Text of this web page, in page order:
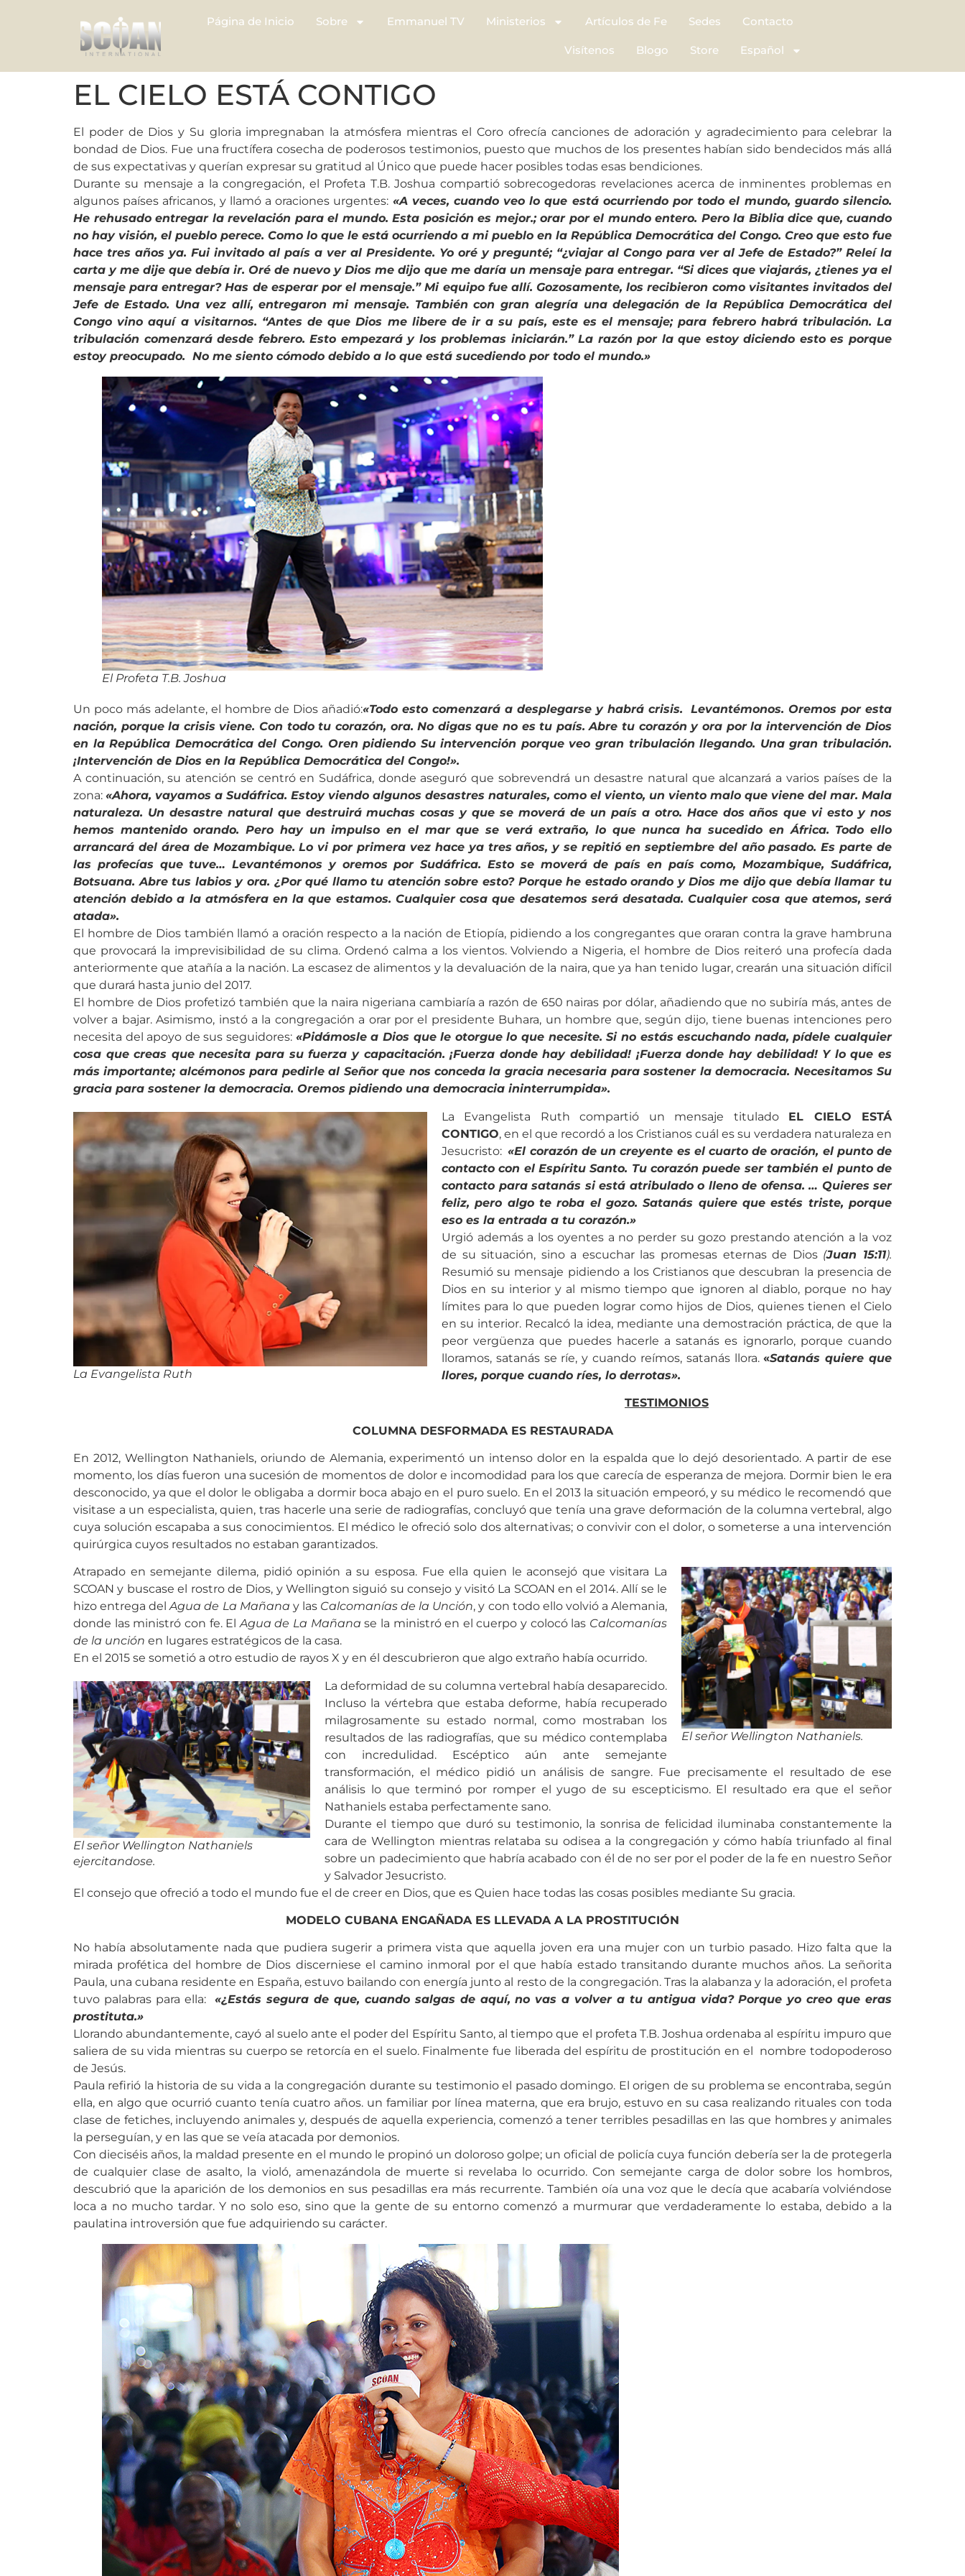
Página de Inicio Sobre Emmanuel TV Ministerios Artículos de Fe Sedes Contacto
Visítenos Blogo Store Español
EL CIELO ESTÁ CONTIGO
El poder de Dios y Su gloria impregnaban la atmósfera mientras el Coro ofrecía canciones de adoración y agradecimiento para celebrar la
bondad de Dios. Fue una fructífera cosecha de poderosos testimonios, puesto que muchos de los presentes habían sido bendecidos más allá
de sus expectativas y querían expresar su gratitud al Único que puede hacer posibles todas esas bendiciones.
Durante su mensaje a la congregación, el Profeta T.B. Joshua compartió sobrecogedoras revelaciones acerca de inminentes problemas en
algunos países africanos, y llamó a oraciones urgentes: «A veces, cuando veo lo que está ocurriendo por todo el mundo, guardo silencio.
He rehusado entregar la revelación para el mundo. Esta posición es mejor.; orar por el mundo entero. Pero la Biblia dice que, cuando
no hay visión, el pueblo perece. Como lo que le está ocurriendo a mi pueblo en la República Democrática del Congo. Creo que esto fue
hace tres años ya. Fui invitado al país a ver al Presidente. Yo oré y pregunté; “¿viajar al Congo para ver al Jefe de Estado?” Releí la
carta y me dije que debía ir. Oré de nuevo y Dios me dijo que me daría un mensaje para entregar. “Si dices que viajarás, ¿tienes ya el
mensaje para entregar? Has de esperar por el mensaje.” Mi equipo fue allí. Gozosamente, los recibieron como visitantes invitados del
Jefe de Estado. Una vez allí, entregaron mi mensaje. También con gran alegría una delegación de la República Democrática del
Congo vino aquí a visitarnos. “Antes de que Dios me libere de ir a su país, este es el mensaje; para febrero habrá tribulación. La
tribulación comenzará desde febrero. Esto empezará y los problemas iniciarán.” La razón por la que estoy diciendo esto es porque
estoy preocupado. No me siento cómodo debido a lo que está sucediendo por todo el mundo.»
El Profeta T.B. Joshua
Un poco más adelante, el hombre de Dios añadió:«Todo esto comenzará a desplegarse y habrá crisis. Levantémonos. Oremos por esta
nación, porque la crisis viene. Con todo tu corazón, ora. No digas que no es tu país. Abre tu corazón y ora por la intervención de Dios
en la República Democrática del Congo. Oren pidiendo Su intervención porque veo gran tribulación llegando. Una gran tribulación.
¡Intervención de Dios en la República Democrática del Congo!».
A continuación, su atención se centró en Sudáfrica, donde aseguró que sobrevendrá un desastre natural que alcanzará a varios países de la
zona: «Ahora, vayamos a Sudáfrica. Estoy viendo algunos desastres naturales, como el viento, un viento malo que viene del mar. Mala
naturaleza. Un desastre natural que destruirá muchas cosas y que se moverá de un país a otro. Hace dos años que vi esto y nos
hemos mantenido orando. Pero hay un impulso en el mar que se verá extraño, lo que nunca ha sucedido en África. Todo ello
arrancará del área de Mozambique. Lo vi por primera vez hace ya tres años, y se repitió en septiembre del año pasado. Es parte de
las profecías que tuve… Levantémonos y oremos por Sudáfrica. Esto se moverá de país en país como, Mozambique, Sudáfrica,
Botsuana. Abre tus labios y ora. ¿Por qué llamo tu atención sobre esto? Porque he estado orando y Dios me dijo que debía llamar tu
atención debido a la atmósfera en la que estamos. Cualquier cosa que desatemos será desatada. Cualquier cosa que atemos, será
atada».
El hombre de Dios también llamó a oración respecto a la nación de Etiopía, pidiendo a los congregantes que oraran contra la grave hambruna
que provocará la imprevisibilidad de su clima. Ordenó calma a los vientos. Volviendo a Nigeria, el hombre de Dios reiteró una profecía dada
anteriormente que atañía a la nación. La escasez de alimentos y la devaluación de la naira, que ya han tenido lugar, crearán una situación difícil
que durará hasta junio del 2017.
El hombre de Dios profetizó también que la naira nigeriana cambiaría a razón de 650 nairas por dólar, añadiendo que no subiría más, antes de
volver a bajar. Asimismo, instó a la congregación a orar por el presidente Buhara, un hombre que, según dijo, tiene buenas intenciones pero
necesita del apoyo de sus seguidores: «Pidámosle a Dios que le otorgue lo que necesite. Si no estás escuchando nada, pídele cualquier
cosa que creas que necesita para su fuerza y capacitación. ¡Fuerza donde hay debilidad! ¡Fuerza donde hay debilidad! Y lo que es
más importante; alcémonos para pedirle al Señor que nos conceda la gracia necesaria para sostener la democracia. Necesitamos Su
gracia para sostener la democracia. Oremos pidiendo una democracia ininterrumpida».
La Evangelista Ruth
La Evangelista Ruth compartió un mensaje titulado EL CIELO ESTÁ
CONTIGO, en el que recordó a los Cristianos cuál es su verdadera naturaleza en
Jesucristo:«El corazón de un creyente es el cuarto de oración, el punto de
contacto con el Espíritu Santo. Tu corazón puede ser también el punto de
contacto para satanás si está atribulado o lleno de ofensa. … Quieres ser
feliz, pero algo te roba el gozo. Satanás quiere que estés triste, porque
eso es la entrada a tu corazón.»
Urgió además a los oyentes a no perder su gozo prestando atención a la voz
de su situación, sino a escuchar las promesas eternas de Dios (Juan 15:11).
Resumió su mensaje pidiendo a los Cristianos que descubran la presencia de
Dios en su interior y al mismo tiempo que ignoren al diablo, porque no hay
límites para lo que pueden lograr como hijos de Dios, quienes tienen el Cielo
en su interior. Recalcó la idea, mediante una demostración práctica, de que la
peor vergüenza que puedes hacerle a satanás es ignorarlo, porque cuando
lloramos, satanás se ríe, y cuando reímos, satanás llora.«Satanás quiere que
llores, porque cuando ríes, lo derrotas».
TESTIMONIOS
COLUMNA DESFORMADA ES RESTAURADA
En 2012, Wellington Nathaniels, oriundo de Alemania, experimentó un intenso dolor en la espalda que lo dejó desorientado. A partir de ese
momento, los días fueron una sucesión de momentos de dolor e incomodidad para los que carecía de esperanza de mejora. Dormir bien le era
desconocido, ya que el dolor le obligaba a dormir boca abajo en el puro suelo. En el 2013 la situación empeoró, y su médico le recomendó que
visitase a un especialista, quien, tras hacerle una serie de radiografías, concluyó que tenía una grave deformación de la columna vertebral, algo
cuya solución escapaba a sus conocimientos. El médico le ofreció solo dos alternativas; o convivir con el dolor, o someterse a una intervención
quirúrgica cuyos resultados no estaban garantizados.
El señor Wellington Nathaniels.
Atrapado en semejante dilema, pidió opinión a su esposa. Fue ella quien le aconsejó que visitara La
SCOAN y buscase el rostro de Dios, y Wellington siguió su consejo y visitó La SCOAN en el 2014. Allí se le
hizo entrega delAgua de La Mañana y las Calcomanías de la Unción, y con todo ello volvió a Alemania,
donde las ministró con fe. ElAgua de La Mañanase la ministró en el cuerpo y colocó las Calcomanías
de la unción en lugares estratégicos de la casa.
En el 2015 se sometió a otro estudio de rayos X y en él descubrieron que algo extraño había ocurrido.
El señor Wellington Nathaniels
ejercitandose.
La deformidad de su columna vertebral había desaparecido.
Incluso la vértebra que estaba deforme, había recuperado
milagrosamente su estado normal, como mostraban los
resultados de las radiografías, que su médico contemplaba
con incredulidad. Escéptico aún ante semejante
transformación, el médico pidió un análisis de sangre. Fue precisamente el resultado de ese
análisis lo que terminó por romper el yugo de su escepticismo. El resultado era que el señor
Nathaniels estaba perfectamente sano.
Durante el tiempo que duró su testimonio, la sonrisa de felicidad iluminaba constantemente la
cara de Wellington mientras relataba su odisea a la congregación y cómo había triunfado al final
sobre un padecimiento que habría acabado con él de no ser por el poder de la fe en nuestro Señor
y Salvador Jesucristo.
El consejo que ofreció a todo el mundo fue el de creer en Dios, que es Quien hace todas las cosas posibles mediante Su gracia.
MODELO CUBANA ENGAÑADA ES LLEVADA A LA PROSTITUCIÓN
No había absolutamente nada que pudiera sugerir a primera vista que aquella joven era una mujer con un turbio pasado. Hizo falta que la
mirada profética del hombre de Dios discerniese el camino inmoral por el que había estado transitando durante muchos años. La señorita
Paula, una cubana residente en España, estuvo bailando con energía junto al resto de la congregación. Tras la alabanza y la adoración, el profeta
tuvo palabras para ella:
«¿Estás segura de que, cuando salgas de aquí, no vas a volver a tu antigua vida? Porque yo creo que eras
prostituta.»
Llorando abundantemente, cayó al suelo ante el poder del Espíritu Santo, al tiempo que el profeta T.B. Joshua ordenaba al espíritu impuro que
saliera de su vida mientras su cuerpo se retorcía en el suelo. Finalmente fue liberada del espíritu de prostitución en el nombre todopoderoso
de Jesús.
Paula refirió la historia de su vida a la congregación durante su testimonio el pasado domingo. El origen de su problema se encontraba, según
ella, en algo que ocurrió cuanto tenía cuatro años. un familiar por línea materna, que era brujo, estuvo en su casa realizando rituales con toda
clase de fetiches, incluyendo animales y, después de aquella experiencia, comenzó a tener terribles pesadillas en las que hombres y animales
la perseguían, y en las que se veía atacada por demonios.
Con dieciséis años, la maldad presente en el mundo le propinó un doloroso golpe; un oficial de policía cuya función debería ser la de protegerla
de cualquier clase de asalto, la violó, amenazándola de muerte si revelaba lo ocurrido. Con semejante carga de dolor sobre los hombros,
descubrió que la aparición de los demonios en sus pesadillas era más recurrente. También oía una voz que le decía que acabaría volviéndose
loca a no mucho tardar. Y no solo eso, sino que la gente de su entorno comenzó a murmurar que verdaderamente lo estaba, debido a la
paulatina introversión que fue adquiriendo su carácter.